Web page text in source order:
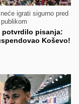
igrati sigurno pred
potvrdilo pisanja:
Koševo!